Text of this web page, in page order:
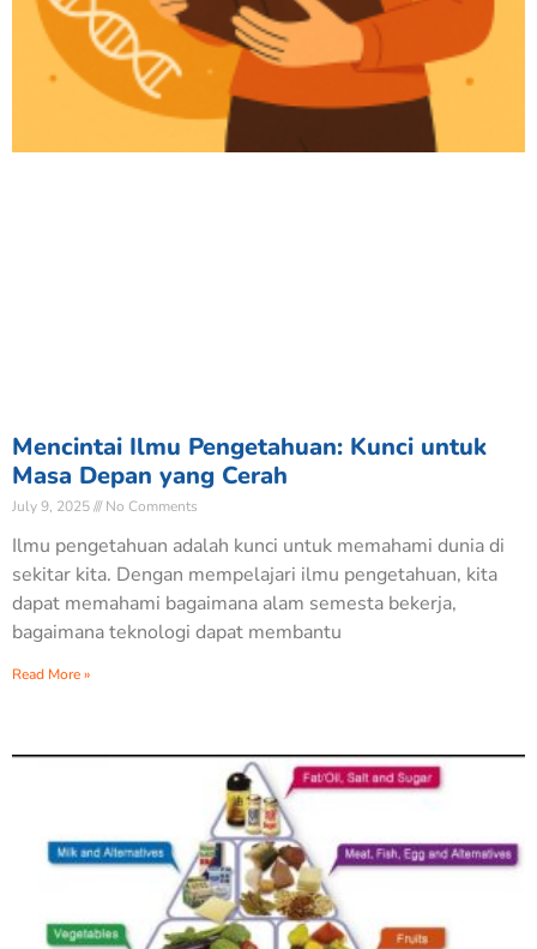
Mencintai Ilmu Pengetahuan: Kunci untuk
Masa Depan yang Cerah
July 9, 2025 No Comments
Ilmu pengetahuan adalah kunci untuk memahami dunia di
sekitar kita. Dengan mempelajari ilmu pengetahuan, kita
dapat memahami bagaimana alam semesta bekerja,
bagaimana teknologi dapat membantu
Read More »